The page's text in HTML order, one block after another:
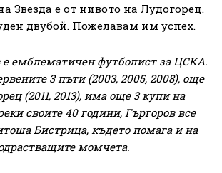
Звезда е от нивото на Лудогорец.
двубой. Пожелавам им успех.
е емблематичен футболист за ЦСКА.
3 пъти (2003, 2005, 2008), още
(2011, 2013), има още 3 купи на
своите 40 години, Гъргоров все
Бистрица, където помага и на
момчета.